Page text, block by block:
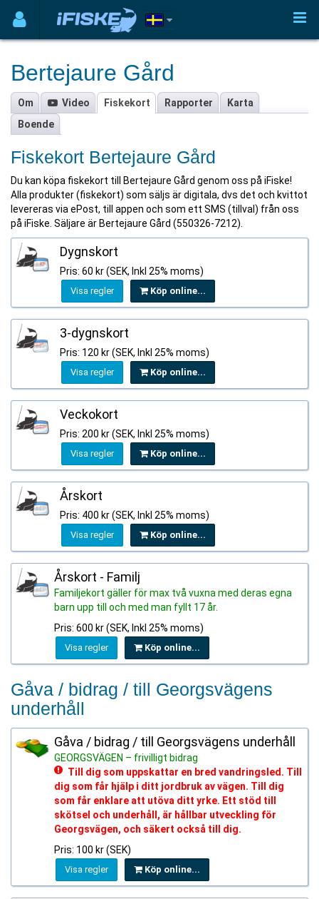
Bertejaure Gård
Om Video Fiskekort Rapporter
Karta
Boende
Fiskekort Bertejaure Gård
Du kan köpa fiskekort till Bertejaure Gård genom oss på iFiske!
Alla produkter (fiskekort) som säljs är digitala, dvs det och kvittot
levereras via ePost, till appen och som ett SMS (tillval) från oss
på iFiske. Säljare är Bertejaure Gård (550326-7212).
Dygnskort
Pris: 60 kr (SEK, Inkl 25% moms)
Visa regler Köp online...
3-dygnskort
Pris: 120 kr (SEK, Inkl 25% moms)
Visa regler Köp online...
Veckokort
Pris: 200 kr (SEK, Inkl 25% moms)
Visa regler Köp online...
Årskort
Pris: 400 kr (SEK, Inkl 25% moms)
Visa regler Köp online...
Årskort - Familj
Familjekort gäller för max två vuxna med deras egna
barn upp till och med man fyllt 17 år.
Pris: 600 kr (SEK, Inkl 25% moms)
Visa regler Köp online...
Gåva / bidrag / till Georgsvägens
underhåll
Gåva / bidrag / till Georgsvägens underhåll
GEORGSVÄGEN – frivilligt bidrag
Till dig som uppskattar en bred vandringsled. Till
dig som får hjälp i ditt jordbruk av vägen. Till dig
som får enklare att utöva ditt yrke. Ett stöd till
skötsel och underhåll, är hållbar utveckling för
Georgsvägen, och säkert också till dig.
Pris: 100 kr (SEK)
Visa regler Köp online...